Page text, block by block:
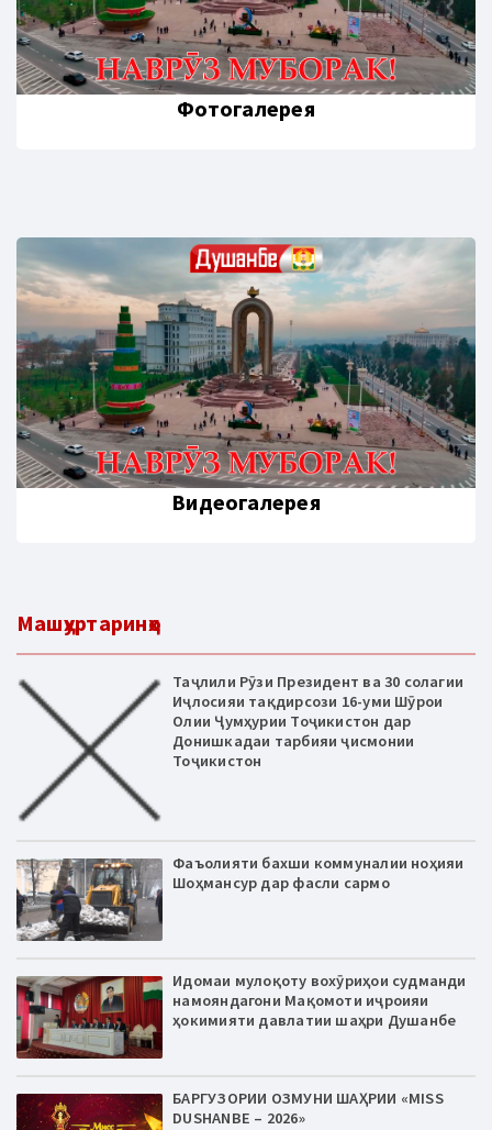
Фотогалерея
Видеогалерея
Машҳуртаринҳо
Таҷлили Рӯзи Президент ва 30 солагии
Иҷлосияи тақдирсози 16-уми Шӯрои
Олии Ҷумҳурии Тоҷикистон дар
Донишкадаи тарбияи ҷисмонии
Тоҷикистон
Фаъолияти бахши коммуналии ноҳияи
Шоҳмансур дар фасли сармо
Идомаи мулоқоту вохӯриҳои судманди
намояндагони Мақомоти иҷроияи
ҳокимияти давлатии шаҳри Душанбе
БАРГУЗОРИИ ОЗМУНИ ШАҲРИИ «MISS
DUSHANBE – 2026»